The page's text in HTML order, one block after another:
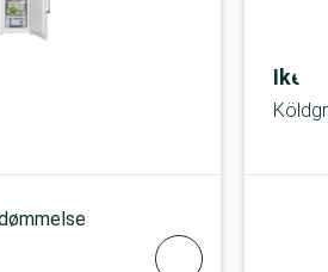
Ikea